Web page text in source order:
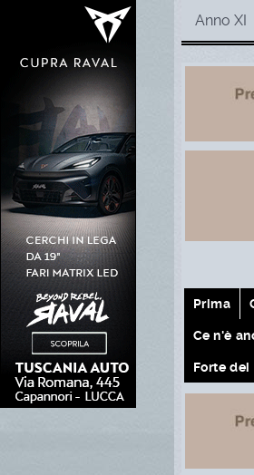
Anno XI
Prima
Ce n'è
Forte dei